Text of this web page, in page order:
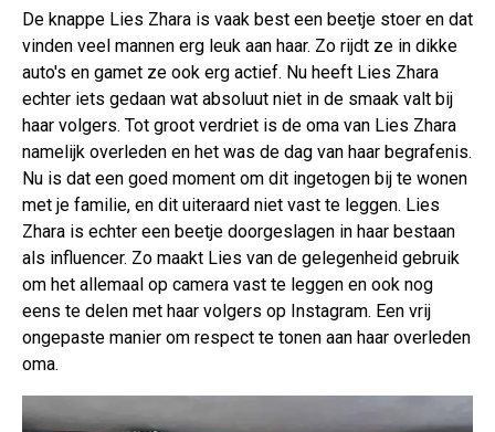
De knappe Lies Zhara is vaak best een beetje stoer en dat
vinden veel mannen erg leuk aan haar. Zo rijdt ze in dikke
auto's en gamet ze ook erg actief. Nu heeft Lies Zhara
echter iets gedaan wat absoluut niet in de smaak valt bij
haar volgers. Tot groot verdriet is de oma van Lies Zhara
namelijk overleden en het was de dag van haar begrafenis.
Nu is dat een goed moment om dit ingetogen bij te wonen
met je familie, en dit uiteraard niet vast te leggen. Lies
Zhara is echter een beetje doorgeslagen in haar bestaan
als influencer. Zo maakt Lies van de gelegenheid gebruik
om het allemaal op camera vast te leggen en ook nog
eens te delen met haar volgers op Instagram. Een vrij
ongepaste manier om respect te tonen aan haar overleden
oma.